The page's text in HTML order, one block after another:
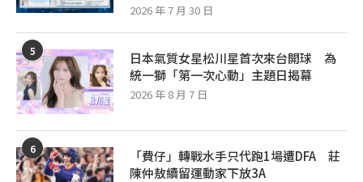
2026 年 7 月 30 日
5
日本氣質女星松川星首次來台開球 為
統一獅「第一次心動」主題日揭幕
2026 年 8 月 7 日
6
「費仔」轉戰水手只代跑1場遭DFA 莊
陳仲敖續留運動家下放3A